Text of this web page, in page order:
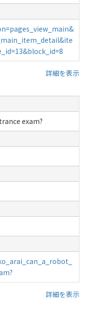
詳細を表示
exam?
詳細を表示